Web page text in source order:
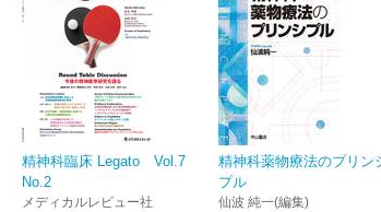
精神科臨床 Legato Vol.7
No.2
メディカルレビュー社
精神科薬物療法のプリン
プル
仙波 純一(編集)